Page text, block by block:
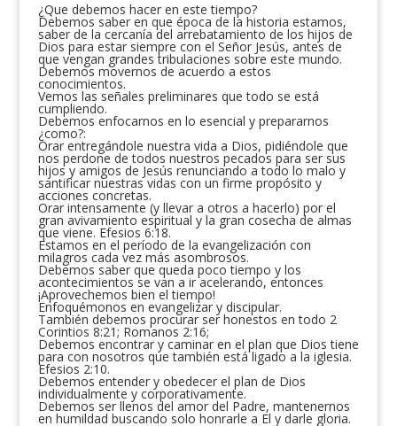
¿Que debemos hacer en este tiempo?
Debemos saber en que época de la historia estamos,
saber de la cercanía del arrebatamiento de los hijos de
Dios para estar siempre con el Señor Jesús, antes de
que vengan grandes tribulaciones sobre este mundo.
Debemos movernos de acuerdo a estos
conocimientos.
Vemos las señales preliminares que todo se está
cumpliendo.
Debemos enfocarnos en lo esencial y prepararnos
¿como?:
Orar entregándole nuestra vida a Dios, pidiéndole que
nos perdone de todos nuestros pecados para ser sus
hijos y amigos de Jesús renunciando a todo lo malo y
santificar nuestras vidas con un firme propósito y
acciones concretas.
Orar intensamente (y llevar a otros a hacerlo) por el
gran avivamiento espiritual y la gran cosecha de almas
que viene. Efesios 6:18.
Estamos en el período de la evangelización con
milagros cada vez más asombrosos.
Debemos saber que queda poco tiempo y los
acontecimientos se van a ir acelerando, entonces
¡Aprovechemos bien el tiempo!
Enfoquémonos en evangelizar y discipular.
También debemos procurar ser honestos en todo 2
Corintios 8:21; Romanos 2:16;
Debemos encontrar y caminar en el plan que Dios tiene
para con nosotros que también está ligado a la iglesia.
Efesios 2:10.
Debemos entender y obedecer el plan de Dios
individualmente y corporativamente.
Debemos ser llenos del amor del Padre, mantenernos
en humildad buscando solo honrarle a El y darle gloria.